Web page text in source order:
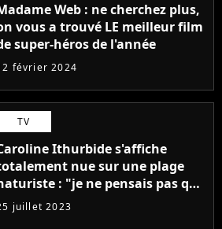
Web : ne cherchez plus,
vous a trouvé LE meilleur film
super-héros de l'année
février 2024
TV
Ithurbide s'affiche
nue sur une plage
: "je ne pensais pas que
à le faire..."
juillet 2023